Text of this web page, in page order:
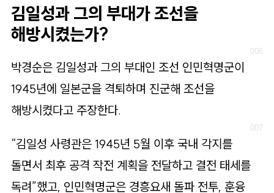
김일성과 그의 부대가 조선을
해방시켰는가?
박경순은 김일성과 그의 부대인 조선 인민혁명군이
1945년에 일본군을 격퇴하며 진군해 조선을
해방시켰다고 주장한다.
“김일성 사령관은 1945년 5월 이후 국내 각지를
돌면서 최후 공격 작전 계획을 전달하고 결전 태세를
독려”했고, 인민혁명군은 경흥요새 돌파 전투, 훈융